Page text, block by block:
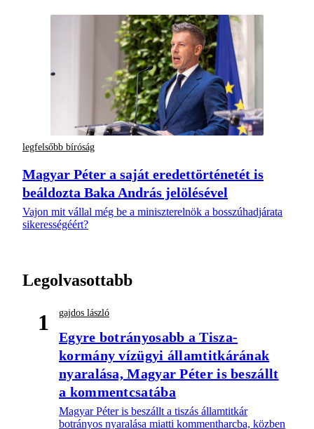
legfelsőbb bíróság
Magyar Péter a saját eredettörténetét is
beáldozta Baka András jelölésével
Vajon mit vállal még be a miniszterelnök a bosszúhadjárata
sikerességéért?
Legolvasottabb
1 gajdos lászló
Egyre botrányosabb a Tisza-
kormány vízügyi államtitkárának
nyaralása, Magyar Péter is beszállt
a kommentcsatába
Magyar Péter is beszállt a tiszás államtitkár
botrányos nyaralása miatti kommentharcba, közben